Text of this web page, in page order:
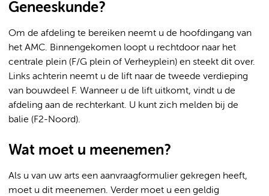
Geneeskunde?
Om de afdeling te bereiken neemt u de hoofdingang van
het AMC. Binnengekomen loopt u rechtdoor naar het
centrale plein (F/G plein of Verheyplein) en steekt dit over.
Links achterin neemt u de lift naar de tweede verdieping
van bouwdeel F. Wanneer u de lift uitkomt, vindt u de
afdeling aan de rechterkant. U kunt zich melden bij de
balie (F2-Noord).
Wat moet u meenemen?
Als u van uw arts een aanvraagformulier gekregen heeft,
moet u dit meenemen. Verder moet u een geldig